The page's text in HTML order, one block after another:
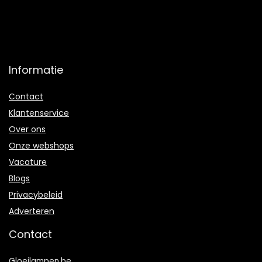
Informatie
Contact
Klantenservice
Over ons
Onze webshops
Vacature
Blogs
Privacybeleid
Adverteren
Contact